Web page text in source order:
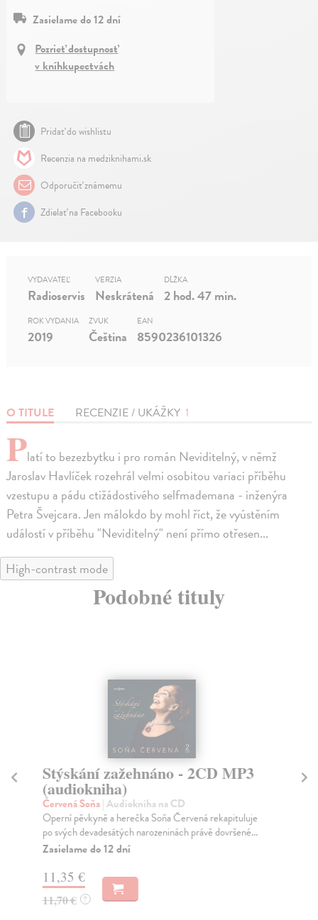
Zasielame do 12 dní
Pozrieť dostupnosť
v kníhkupectvách
Pridať do wishlistu
Recenzia na medziknihami.sk
Odporučiť známemu
Zdielať na Facebooku
O TITULE RECENZIE / UKÁŽKY 1
Platí to bezezbytku i pro román Neviditelný, v němž
Jaroslav Havlíček rozehrál velmi osobitou variaci příběhu
vzestupu a pádu ctižádostivého selfmademana - inženýra
Petra Švejcara. Jen málokdo by mohl říct, že vyústěním
událostí v příběhu "Neviditelný" není přímo otřesen...
VYDAVATEĽ
Radioservis
VERZIA
Neskrátená
DĹŽKA
2 hod. 47 min.
ROK VYDANIA
2019
ZVUK
Čeština
EAN
8590236101326
High-contrast mode
Podobné tituly
Stýskání zažehnáno - 2CD MP3
(audiokniha)
Červená Soňa| Audiokniha na CD
Operní pěvkyně a herečka Soňa Červená rekapituluje
po svých devadesátých narozeninách právě dovršené...
Zasielame do 12 dní
11,35 €
11,70 € ?